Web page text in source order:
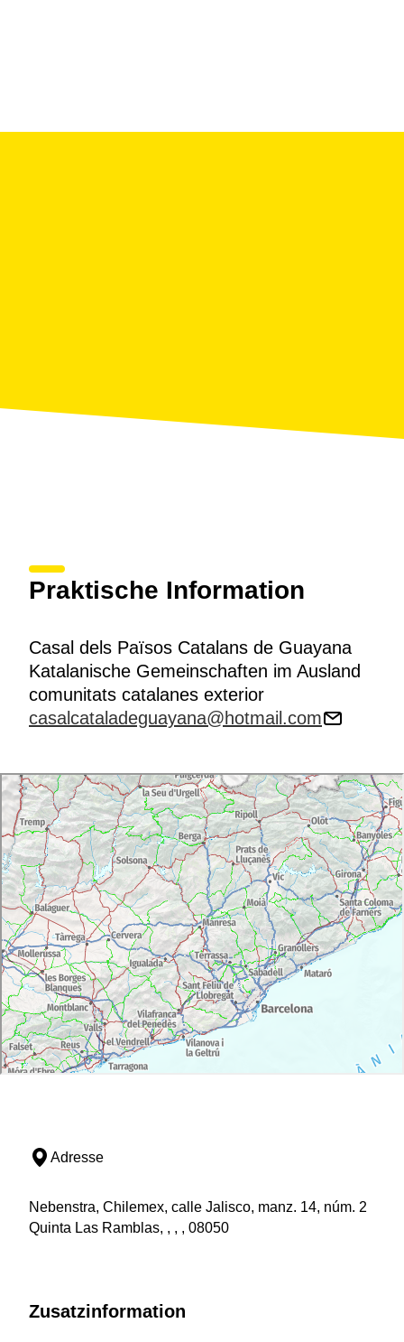
Praktische Information
Casal dels Països Catalans de Guayana
Katalanische Gemeinschaften im Ausland
comunitats catalanes exterior
casalcataladeguayana@hotmail.com
Adresse
Nebenstra, Chilemex, calle Jalisco, manz. 14, núm. 2
Quinta Las Ramblas, , , , 08050
Zusatzinformation